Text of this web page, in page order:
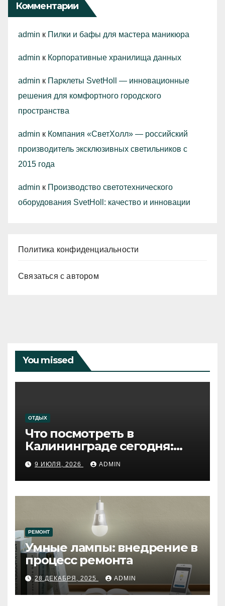
Комментарии
admin к Пилки и бафы для мастера маникюра
admin к Корпоративные хранилища данных
admin к Парклеты SvetHoll — инновационные
решения для комфортного городского
пространства
admin к Компания «СветХолл» — российский
производитель эксклюзивных светильников с
2015 года
admin к Производство светотехнического
оборудования SvetHoll: качество и инновации
Политика конфиденциальности
Связаться с автором
You missed
ОТДЫХ
Что посмотреть в
Калининграде сегодня:
путеводитель по самому
западному городу России
9 ИЮЛЯ, 2026 ADMIN
РЕМОНТ
Умные лампы: внедрение в
процесс ремонта
28 ДЕКАБРЯ, 2025 ADMIN